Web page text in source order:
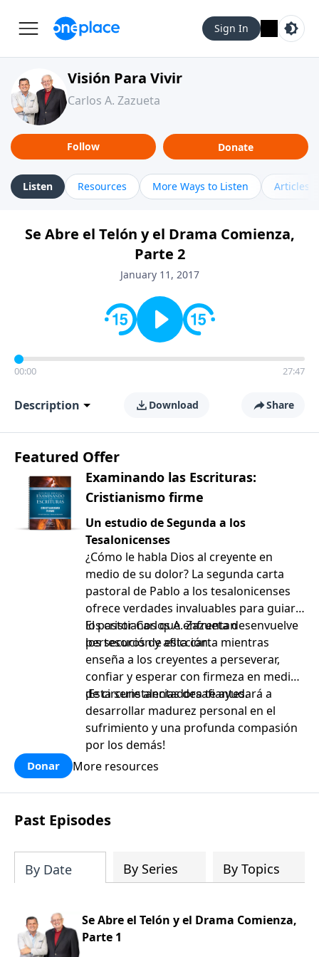
Sign In
Visión Para Vivir
Carlos A. Zazueta
Follow Donate
Listen Resources More Ways to Listen Articles
Se Abre el Telón y el Drama Comienza,
Parte 2
January 11, 2017
00:00 27:47
Description Download Share
Featured Offer
Examinando las Escrituras:
Cristianismo firme
Un estudio de Segunda a los
Tesalonicenses
¿Cómo le habla Dios al creyente en
medio de su dolor? La segunda carta
pastoral de Pablo a los tesalonicenses
ofrece verdades invaluables para guiar a
los cristianos que enfrentan
persecución y aflicción.
El pastor Carlos A. Zazueta desenvuelve
los tesoros de esta carta mientras
enseña a los creyentes a perseverar,
confiar y esperar con firmeza en medio
de circunstancias desafiantes.
¡Esta serie alentadora te ayudará a
desarrollar madurez personal en el
sufrimiento y una profunda compasión
por los demás!
Donar More resources
Past Episodes
By Date By Series By Topics
Se Abre el Telón y el Drama Comienza,
Parte 1